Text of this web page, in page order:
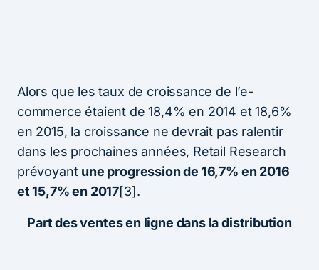
Alors que les taux de croissance de l’e-
commerce étaient de 18,4% en 2014 et 18,6%
en 2015, la croissance ne devrait pas ralentir
dans les prochaines années, Retail Research
prévoyant une progression de 16,7% en 2016
et 15,7% en 2017[3].
Part des ventes en ligne dans la distribution